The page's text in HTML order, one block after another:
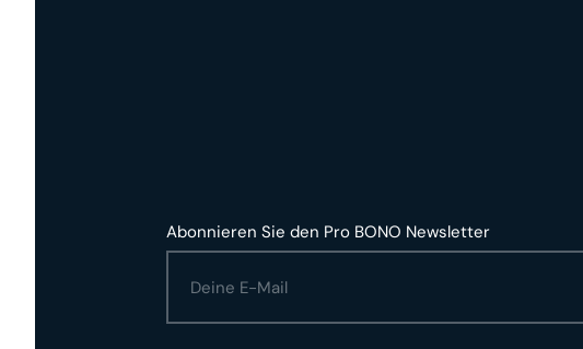
Abonnieren Sie den Pro BONO Newsletter